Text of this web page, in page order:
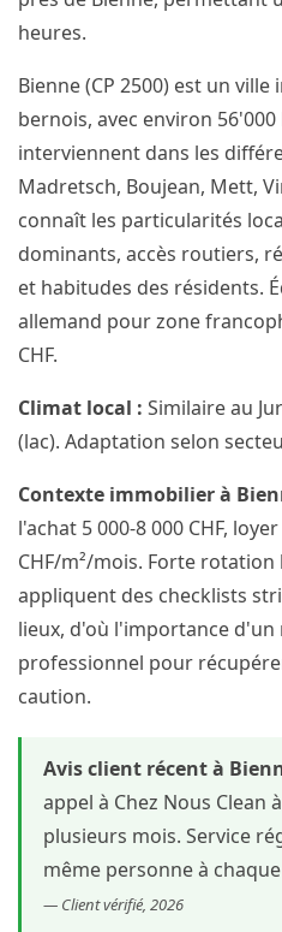
heures.
Bienne (CP 2500) est un
bernois, avec environ
interviennent dans les
Madretsch, Boujean, Mett,
connaît les particularités
dominants, accès routiers,
et habitudes des résidents.
allemand pour zone
CHF.
Climat local : Similaire au
(lac). Adaptation selon
Contexte immobilier à
l'achat 5 000-8 000 CHF,
CHF/m²/mois. Forte rotation
appliquent des checklists
lieux, d'où l'importance d'un
professionnel pour
caution.
Avis client récent à
appel à Chez Nous Clean
plusieurs mois. Service
même personne à
— Client vérifié, 2026